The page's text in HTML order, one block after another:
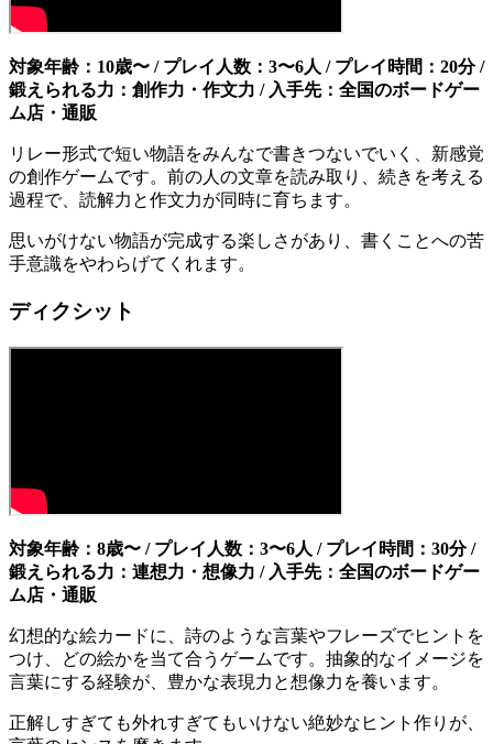
対象年齢：10歳〜 / プレイ人数：3〜6人 / プレイ時間：20分 /
鍛えられる力：創作力・作文力 / 入手先：全国のボードゲー
ム店・通販
リレー形式で短い物語をみんなで書きつないでいく、新感覚
の創作ゲームです。前の人の文章を読み取り、続きを考える
過程で、読解力と作文力が同時に育ちます。
思いがけない物語が完成する楽しさがあり、書くことへの苦
手意識をやわらげてくれます。
ディクシット
対象年齢：8歳〜 / プレイ人数：3〜6人 / プレイ時間：30分 /
鍛えられる力：連想力・想像力 / 入手先：全国のボードゲー
ム店・通販
幻想的な絵カードに、詩のような言葉やフレーズでヒントを
つけ、どの絵かを当て合うゲームです。抽象的なイメージを
言葉にする経験が、豊かな表現力と想像力を養います。
正解しすぎても外れすぎてもいけない絶妙なヒント作りが、